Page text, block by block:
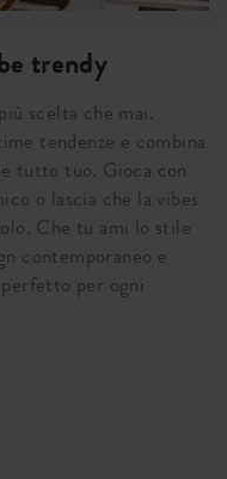
trendy
scelta che mai.
tendenze e combina
tutto tuo. Gioca con
o lascia che la vibes
Che tu ami lo stile
contemporaneo e
per ogni